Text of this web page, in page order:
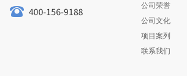
公司荣誉
公司文化
项目案列
联系我们